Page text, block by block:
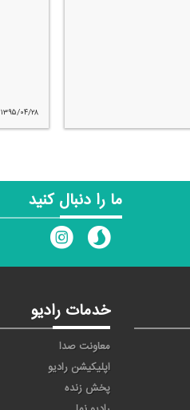
۱۳۹۵/۰۳/۲۶
ما را دنبال کنید
خدمات رادیو
معاونت صدا
اپلیکیشن رادیو
پخش زنده